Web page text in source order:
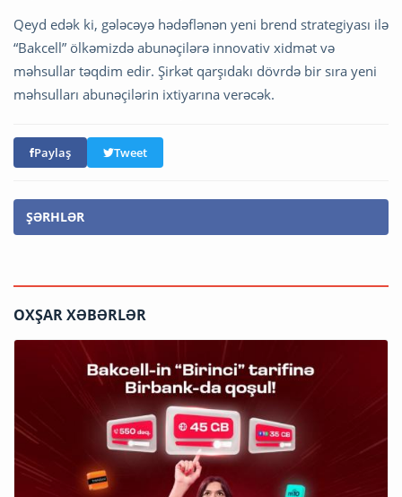
Qeyd edək ki, gələcəyə hədəflənən yeni brend strategiyası ilə
“Bakcell” ölkəmizdə abunəçilərə innovativ xidmət və
məhsullar təqdim edir. Şirkət qarşıdakı dövrdə bir sıra yeni
məhsulları abunəçilərin ixtiyarına verəcək.
Paylaş Tweet
ŞƏRHLƏR
OXŞAR XƏBƏRLƏR